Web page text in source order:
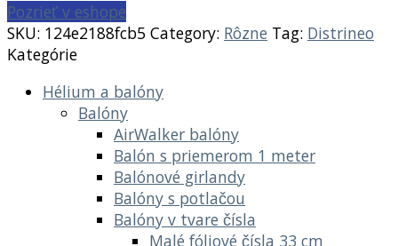
Pozrieť v eshope
SKU: 124e2188fcb5 Category: Rôzne Tag: Distrineo
Kategórie
Hélium a balóny
Balóny
AirWalker balóny
Balón s priemerom 1 meter
Balónové girlandy
Balóny s potlačou
Balóny v tvare čísla
Malé fóliové čísla 33 cm